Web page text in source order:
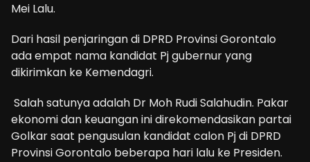
Mei Lalu.
Dari hasil penjaringan di DPRD Provinsi Gorontalo
ada empat nama kandidat Pj gubernur yang
dikirimkan ke Kemendagri.
Salah satunya adalah Dr Moh Rudi Salahudin. Pakar
ekonomi dan keuangan ini direkomendasikan partai
Golkar saat pengusulan kandidat calon Pj di DPRD
Provinsi Gorontalo beberapa hari lalu ke Presiden.